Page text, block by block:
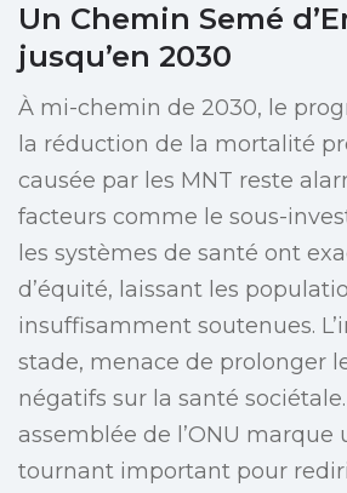
Un Chemin Semé
jusqu’en 2030
À mi-chemin de 2030, le
la réduction de la mortalité
causée par les MNT reste
facteurs comme le sous-
les systèmes de santé ont
d’équité, laissant les
insuffisamment soutenues.
stade, menace de prolonger
négatifs sur la santé
assemblée de l’ONU marque
tournant important pour